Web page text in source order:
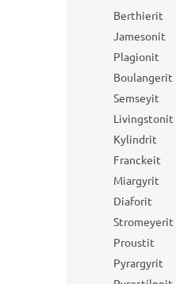
Berthierit
Jamesonit
Plagionit
Boulangerit
Semseyit
Livingstonit
Kylindrit
Franckeit
Miargyrit
Diaforit
Stromeyerit
Proustit
Pyrargyrit